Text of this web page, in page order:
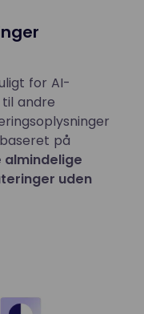
for AI-
andre
på
almindelige
uden